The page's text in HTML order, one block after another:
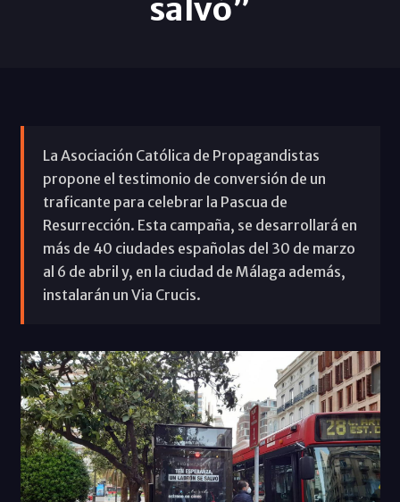
salvó”
La Asociación Católica de Propagandistas
propone el testimonio de conversión de un
traficante para celebrar la Pascua de
Resurrección. Esta campaña, se desarrollará en
más de 40 ciudades españolas del 30 de marzo
al 6 de abril y, en la ciudad de Málaga además,
instalarán un Via Crucis.